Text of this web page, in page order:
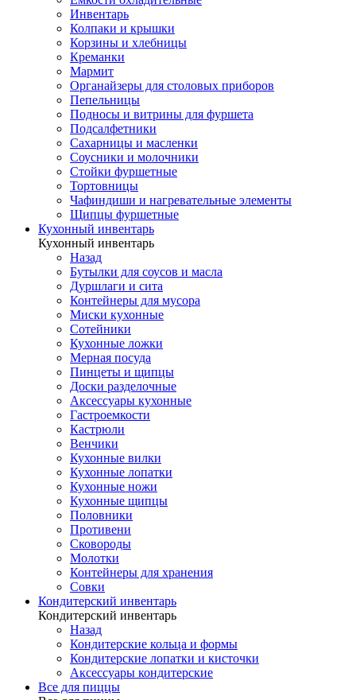
Инвентарь
Колпаки и крышки
Корзины и хлебницы
Креманки
Мармит
Органайзеры для столовых приборов
Пепельницы
Подносы и витрины для фуршета
Подсалфетники
Сахарницы и масленки
Соусники и молочники
Стойки фуршетные
Тортовницы
Чафиндиши и нагревательные элементы
Щипцы фуршетные
Кухонный инвентарь
Кухонный инвентарь
Назад
Бутылки для соусов и масла
Дуршлаги и сита
Контейнеры для мусора
Миски кухонные
Сотейники
Кухонные ложки
Мерная посуда
Пинцеты и щипцы
Доски разделочные
Аксессуары кухонные
Гастроемкости
Кастрюли
Венчики
Кухонные вилки
Кухонные лопатки
Кухонные ножи
Кухонные щипцы
Половники
Противени
Сковороды
Молотки
Контейнеры для хранения
Совки
Кондитерский инвентарь
Кондитерский инвентарь
Назад
Кондитерские кольца и формы
Кондитерские лопатки и кисточки
Аксессуары кондитерские
Все для пиццы